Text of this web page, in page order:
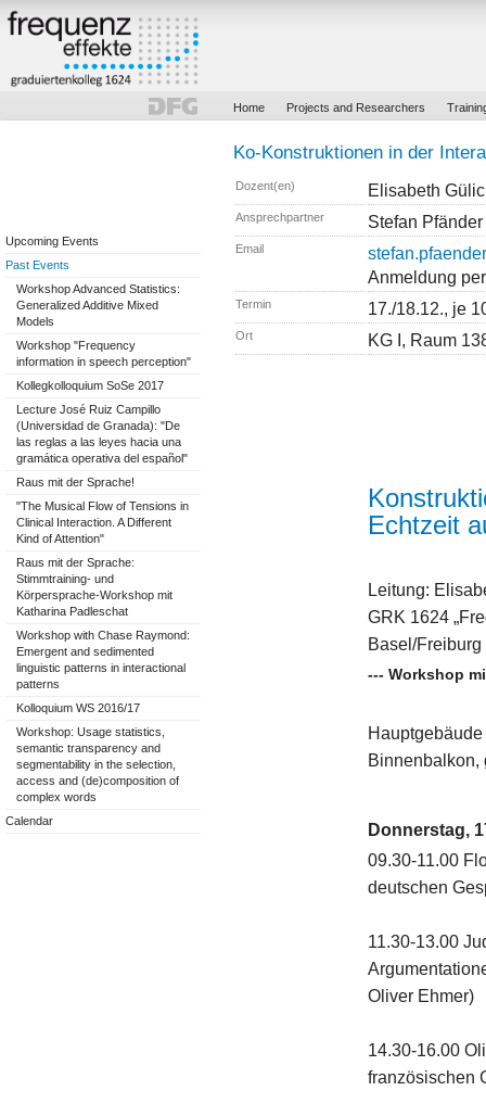
Home Projects and Researchers
Ko-Konstruktionen in der
Dozent(en) Elisabeth
Ansprechpartner Stefan Pfänder
Email
Anmeldung
Termin 17./18.12., je
Ort KG I, Raum
Echtzeit
Leitung:
GRK 1624
Basel/Freiburg
--- Workshop
Binnenbalkon,
Donnerstag,
09.30-11.00
deutschen
11.30-13.00
Oliver Ehmer)
14.30-16.00
französischen
Upcoming Events
Past Events
Workshop Advanced Statistics:
Generalized Additive Mixed
Models
Workshop "Frequency
information in speech perception"
Kollegkolloquium SoSe 2017
Lecture José Ruiz Campillo
(Universidad de Granada): "De
las reglas a las leyes hacia una
gramática operativa del español"
Raus mit der Sprache!
"The Musical Flow of Tensions in
Clinical Interaction. A Different
Kind of Attention"
Raus mit der Sprache:
Stimmtraining- und
Körpersprache-Workshop mit
Katharina Padleschat
Workshop with Chase Raymond:
Emergent and sedimented
linguistic patterns in interactional
patterns
Kolloquium WS 2016/17
Workshop: Usage statistics,
semantic transparency and
segmentability in the selection,
access and (de)composition of
complex words
Calendar